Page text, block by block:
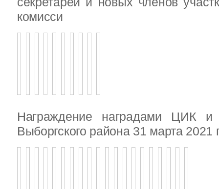
комисси
Награждение наградами ЦИК
Выборгского района 31 марта 2021